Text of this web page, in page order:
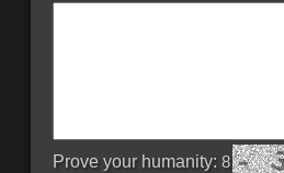
Prove your humanity: 8